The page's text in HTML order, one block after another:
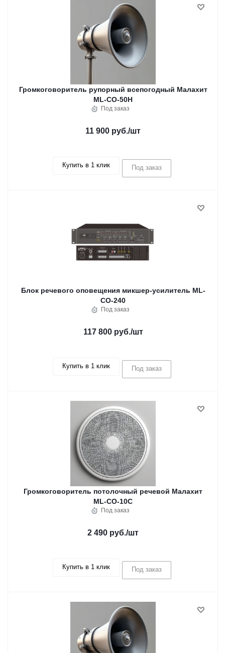
Громкоговоритель рупорный всепогодный Малахит
ML-CO-50H
Под заказ
11 900 руб./шт
Купить в 1 клик Под заказ
Блок речевого оповещения микшер-усилитель ML-
CO-240
Под заказ
117 800 руб./шт
Купить в 1 клик Под заказ
Громкоговоритель потолочный речевой Малахит
ML-CO-10C
Под заказ
2 490 руб./шт
Купить в 1 клик Под заказ